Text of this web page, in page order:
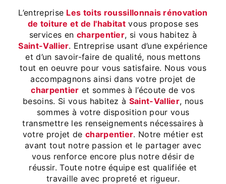
L’entreprise Les toits roussillonnais rénovation
de toiture et de l'habitatvous propose ses
services en charpentier, si vous habitez à
Saint-Vallier. Entreprise usant d’une expérience
et d’un savoir-faire de qualité, nous mettons
tout en oeuvre pour vous satisfaire. Nous vous
accompagnons ainsi dans votre projet de
charpentier et sommes à l’écoute de vos
besoins. Si vous habitez à Saint-Vallier, nous
sommes à votre disposition pour vous
transmettre les renseignements nécessaires à
votre projet de charpentier. Notre métier est
avant tout notre passion et le partager avec
vous renforce encore plus notre désir de
réussir. Toute notre équipe est qualifiée et
travaille avec propreté et rigueur.